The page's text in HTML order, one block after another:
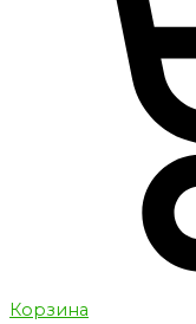
Корзина